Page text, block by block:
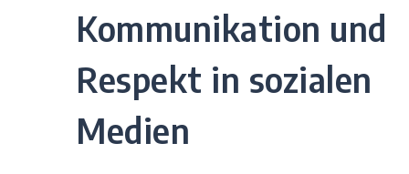
Kommunikation und
Respekt in sozialen
Medien